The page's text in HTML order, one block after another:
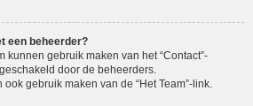
een beheerder?
kunnen gebruik maken van het “Contact”-
door de beheerders.
gebruik maken van de “Het Team”-link.